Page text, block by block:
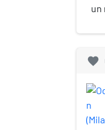
un
favorite